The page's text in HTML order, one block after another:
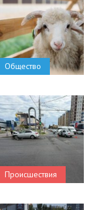
Общество
Происшествия